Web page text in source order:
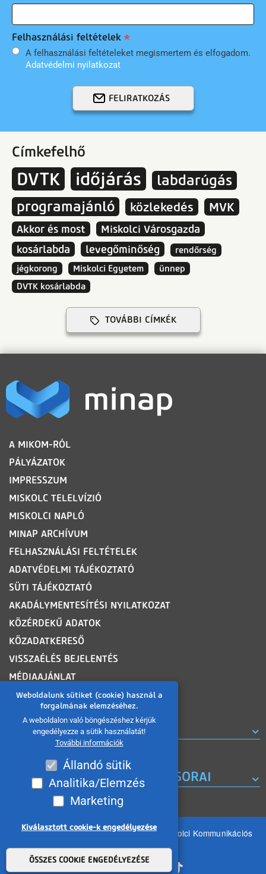
Weboldalunk sütiket (cookie) használ a
forgalmának elemzéséhez.
A weboldalon való böngészéshez kérjük
engedélyezze a sütik használatát!
További információk
Állandó sütik
Analitika/Elemzés
Marketing
Kiválasztott cookie-k engedélyezése
ÖSSZES COOKIE ENGEDÉLYEZÉSE
Felhasználási feltételek
A felhasználási feltételeket megismertem és elfogadom.
Adatvédelmi nyilatkozat
FELIRATKOZÁS
Címkefelhő
DVTK időjárás
labdarúgás
programajánló
közlekedés MVK
Akkor és most
Miskolci Városgazda
kosárlabda
levegőminőség
rendőrség
jégkorong
Miskolci Egyetem
ünnep
DVTK kosárlabda
TOVÁBBI CÍMKÉK
LÁBLÉC
A MIKOM-RÓL
PÁLYÁZATOK
IMPRESSZUM
MISKOLC TELELVÍZIÓ
MISKOLCI NAPLÓ
MINAP ARCHÍVUM
FELHASZNÁLÁSI FELTÉTELEK
ADATVÉDELMI TÁJÉKOZTATÓ
SÜTI TÁJÉKOZTATÓ
AKADÁLYMENTESÍTÉSI NYILATKOZAT
KÖZÉRDEKŰ ADATOK
KÖZADATKERESŐ
VISSZAÉLÉS BEJELENTÉS
MÉDIAAJÁNLAT
OLDALTÉRKÉP
ROVATOK
A MISKOLC TV KORÁBBI MŰSORAI
Minden jog fenntartva 2026 © MIKOM Miskolci Kommunikációs
Nonprofit Kft.